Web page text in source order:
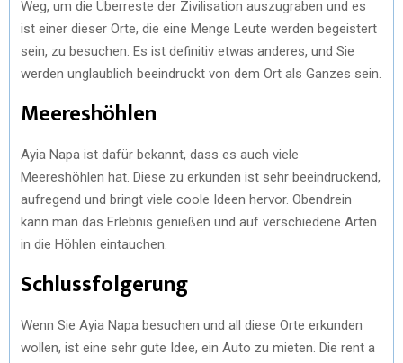
Weg, um die Überreste der Zivilisation auszugraben und es
ist einer dieser Orte, die eine Menge Leute werden begeistert
sein, zu besuchen. Es ist definitiv etwas anderes, und Sie
werden unglaublich beeindruckt von dem Ort als Ganzes sein.
Meereshöhlen
Ayia Napa ist dafür bekannt, dass es auch viele
Meereshöhlen hat. Diese zu erkunden ist sehr beeindruckend,
aufregend und bringt viele coole Ideen hervor. Obendrein
kann man das Erlebnis genießen und auf verschiedene Arten
in die Höhlen eintauchen.
Schlussfolgerung
Wenn Sie Ayia Napa besuchen und all diese Orte erkunden
wollen, ist eine sehr gute Idee, ein Auto zu mieten. Die rent a